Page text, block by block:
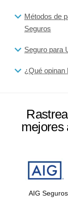
Métodos de
Seguros
Seguro para
¿Qué opinan
mejores
AIG Seguros